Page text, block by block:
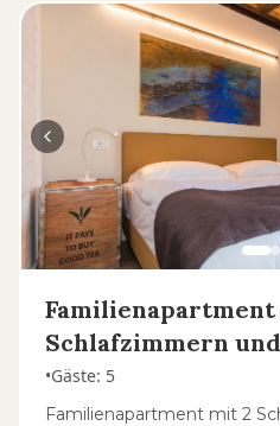
Familienapartment
Schlafzimmern
•Gäste: 5
Familienapartment mit 2